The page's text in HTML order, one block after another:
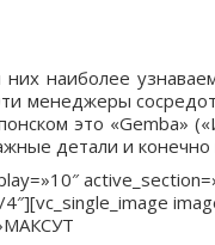
наиболее
менеджеры
это
детали и